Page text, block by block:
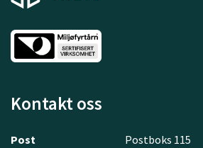
Kontakt oss
Post
Postboks 115